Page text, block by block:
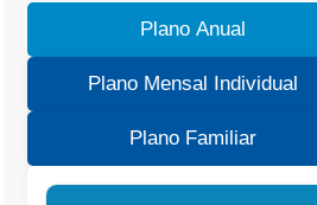
Plano Anual
Plano Mensal Individual
Plano Familiar